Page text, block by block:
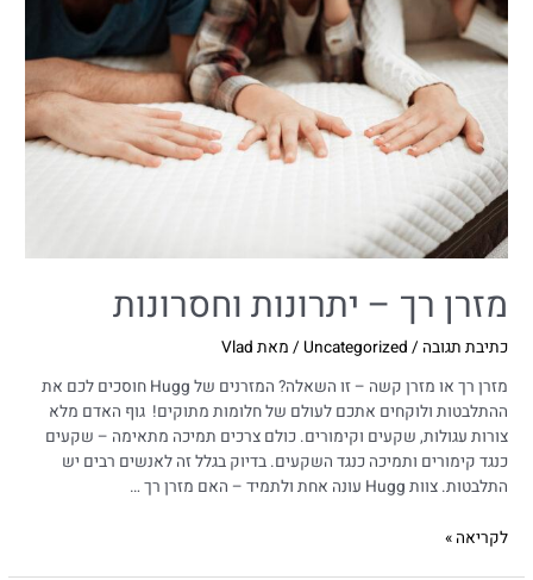
מזרן רך – יתרונות וחסרונות
כתיבת תגובה /
Uncategorized / מאת Vlad
מזרן רך או מזרן קשה – זו השאלה? המזרנים של Hugg חוסכים לכם את
ההתלבטות ולוקחים אתכם לעולם של חלומות מתוקים! גוף האדם מלא
צורות עגולות, שקעים וקימורים. כולם צרכים תמיכה מתאימה – שקעים
כנגד קימורים ותמיכה כנגד השקעים. בדיוק בגלל זה לאנשים רבים יש
התלבטות. צוות Hugg עונה אחת ולתמיד – האם מזרן רך …
לקריאה »